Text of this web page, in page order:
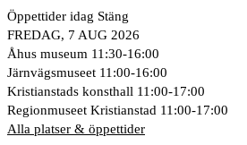
Hoppa
till
innehåll
Öppettider idag Stäng
FREDAG, 7 AUG 2026
Åhus museum 11:30-16:00
Järnvägsmuseet 11:00-16:00
Kristianstads konsthall 11:00-17:00
Regionmuseet Kristianstad 11:00-17:00
Alla platser & öppettider